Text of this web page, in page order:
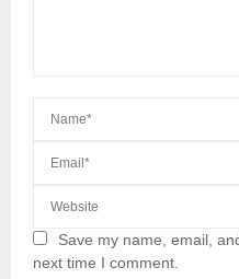
Save my name, email,
next time I comment.